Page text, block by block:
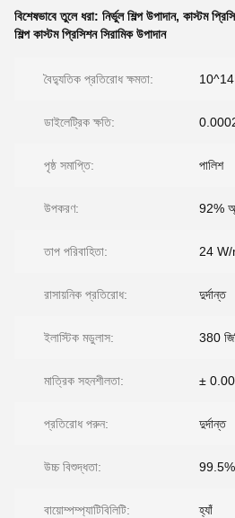
বিশেষভাবে তুলে ধরা: নির্ভুল শিল্প উপাদান, কাস্টম
শিল্প কাস্টম প্রিসিশন সিরামিক উপাদান
বৈদ্যুতিক প্রতিরোধ ক্ষমতা: 10^14
ডাইলেট্রিক ক্ষতি:
পৃষ্ঠ সমাপ্তি: পালিশ
উপকরণ: 92%
তাপ পরিবাহিতা: 24 W/
রাসায়নিক প্রতিরোধ: দুর্দান্ত
ইলাস্টিক মডুলাস: 380
মাত্রিক সহনশীলতা: ±
প্রতিরোধ পরুন: দুর্দান্ত
উচ্চ বিশুদ্ধতা: 99.5%
বায়োম্পম্প্যাটিবিলিটি: হ্যাঁ